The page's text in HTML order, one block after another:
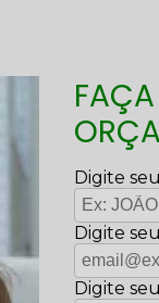
Digite
Digite
Digite